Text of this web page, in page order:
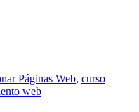
Páginas Web, curso
web